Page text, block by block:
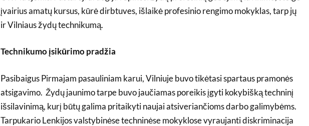
įvairius amatų kursus, kūrė dirbtuves, išlaikė profesinio rengimo mokyklas, tarp jų
ir Vilniaus žydų technikumą.
Technikumo įsikūrimo pradžia
Pasibaigus Pirmajam pasauliniam karui, Vilniuje buvo tikėtasi spartaus pramonės
atsigavimo. Žydų jaunimo tarpe buvo jaučiamas poreikis įgyti kokybišką techninį
išsilavinimą, kurį būtų galima pritaikyti naujai atsiveriančioms darbo galimybėms.
Tarpukario Lenkijos valstybinėse techninėse mokyklose vyraujanti diskriminacija